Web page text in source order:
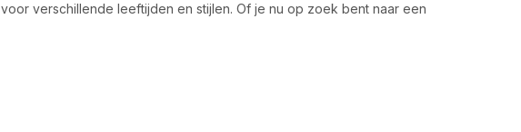
verschillende leeftijden en stijlen. Of je nu op zoek bent naar een